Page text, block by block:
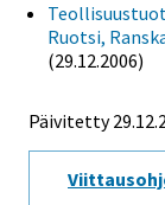
Ruotsi,
(29.12.2006)
Päivitetty